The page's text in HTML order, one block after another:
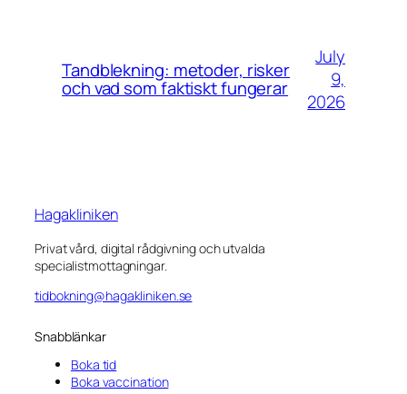
Tandblekning: metoder, risker
och vad som faktiskt fungerar
July
9,
2026
Hagakliniken
Privat vård, digital rådgivning och utvalda
specialistmottagningar.
tidbokning@hagakliniken.se
Snabblänkar
Boka tid
Boka vaccination